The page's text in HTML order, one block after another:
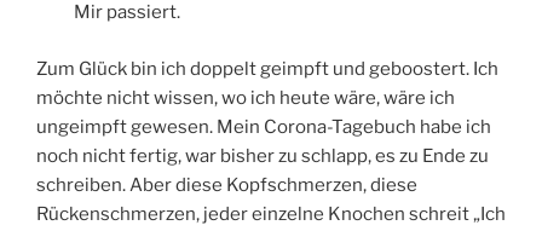
Mir passiert.
Zum Glück bin ich doppelt geimpft und geboostert. Ich
möchte nicht wissen, wo ich heute wäre, wäre ich
ungeimpft gewesen. Mein Corona-Tagebuch habe ich
noch nicht fertig, war bisher zu schlapp, es zu Ende zu
schreiben. Aber diese Kopfschmerzen, diese
Rückenschmerzen, jeder einzelne Knochen schreit „Ich